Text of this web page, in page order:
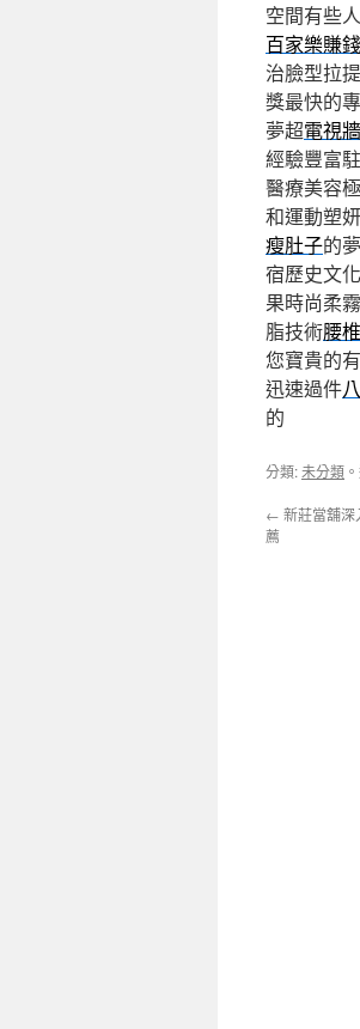
空間有些
百家樂賺錢
治臉型拉
獎最快的
夢超電視牆
經驗豐富
醫療美容
和運動塑
瘦肚子的
宿歷史文
果時尚柔
脂技術腰
您寶貴的
迅速過件
的
分類:未分類
← 新莊當舖深
薦